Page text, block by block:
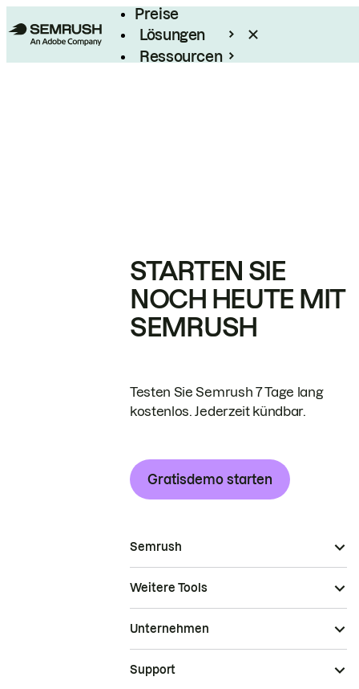
Preise
Lösungen
Ressourcen
STARTEN SIE
NOCH HEUTE MIT
SEMRUSH
Testen Sie Semrush 7 Tage lang
kostenlos. Jederzeit kündbar.
Gratisdemo starten
Semrush
Weitere Tools
Unternehmen
Support